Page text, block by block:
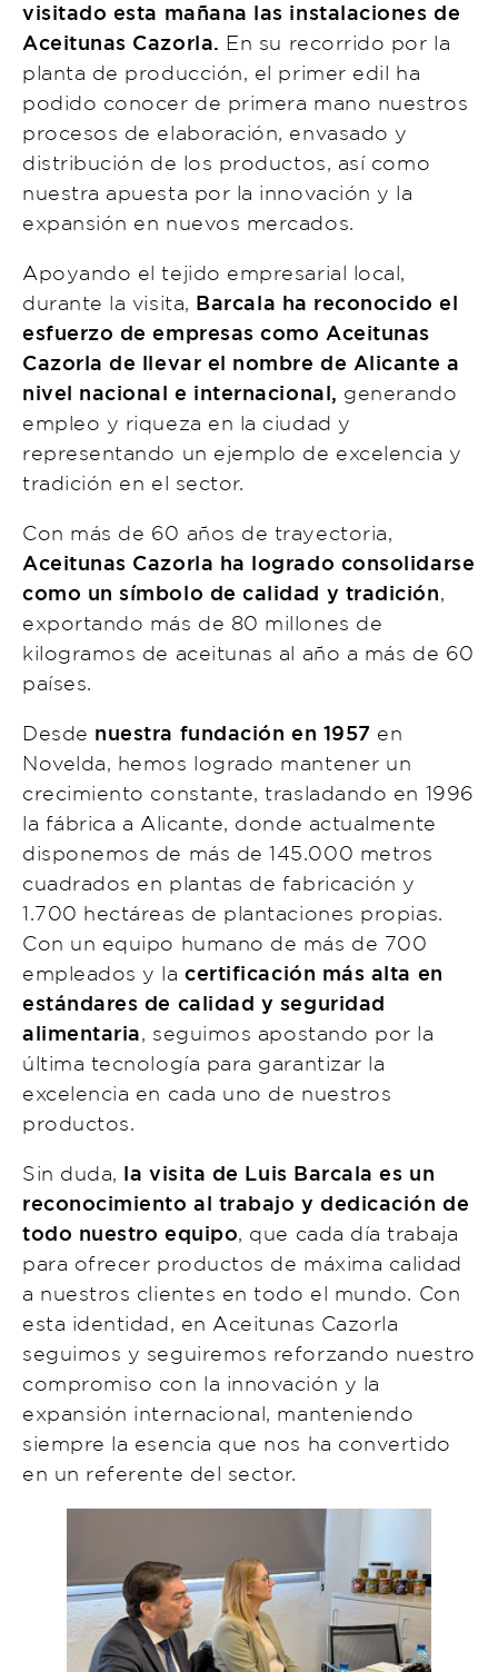
visitado esta mañana las instalaciones de
Aceitunas Cazorla. En su recorrido por la
planta de producción, el primer edil ha
podido conocer de primera mano nuestros
procesos de elaboración, envasado y
distribución de los productos, así como
nuestra apuesta por la innovación y la
expansión en nuevos mercados.
Apoyando el tejido empresarial local,
durante la visita, Barcala ha reconocido el
esfuerzo de empresas como Aceitunas
Cazorla de llevar el nombre de Alicante a
nivel nacional e internacional, generando
empleo y riqueza en la ciudad y
representando un ejemplo de excelencia y
tradición en el sector.
Con más de 60 años de trayectoria,
Aceitunas Cazorla ha logrado consolidarse
como un símbolo de calidad y tradición,
exportando más de 80 millones de
kilogramos de aceitunas al año a más de 60
países.
Desde nuestra fundación en 1957 en
Novelda, hemos logrado mantener un
crecimiento constante, trasladando en 1996
la fábrica a Alicante, donde actualmente
disponemos de más de 145.000 metros
cuadrados en plantas de fabricación y
1.700 hectáreas de plantaciones propias.
Con un equipo humano de más de 700
empleados y lacertificación más alta en
estándares de calidad y seguridad
alimentaria, seguimos apostando por la
última tecnología para garantizar la
excelencia en cada uno de nuestros
productos.
Sin duda, la visita de Luis Barcala es un
reconocimiento al trabajo y dedicación de
todo nuestro equipo, que cada día trabaja
para ofrecer productos de máxima calidad
a nuestros clientes en todo el mundo. Con
esta identidad, en Aceitunas Cazorla
seguimos y seguiremos reforzando nuestro
compromiso con la innovación y la
expansión internacional, manteniendo
siempre la esencia que nos ha convertido
en un referente del sector.